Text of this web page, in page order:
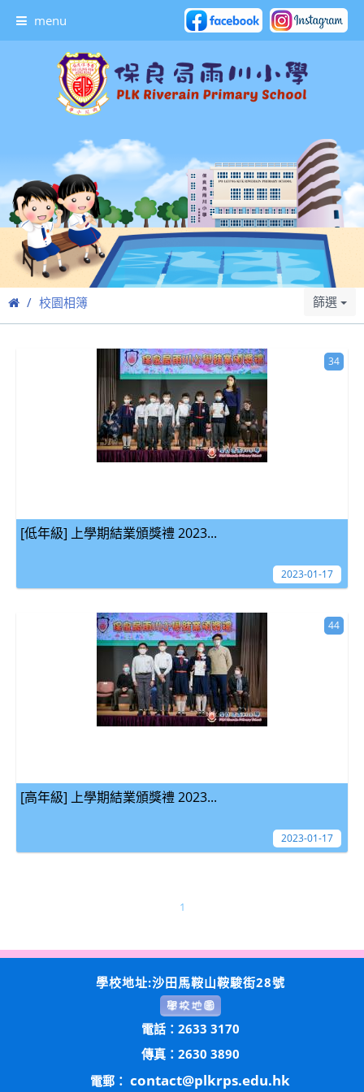
menu
校園相簿 篩選
[低年級] 上學期結業頒獎禮 2023...
34
2023-01-17
[高年級] 上學期結業頒獎禮 2023...
44
2023-01-17
1
學校地址:沙田馬鞍山鞍駿街28號
電話：2633 3170
傳真：2630 3890
電郵： contact@plkrps.edu.hk